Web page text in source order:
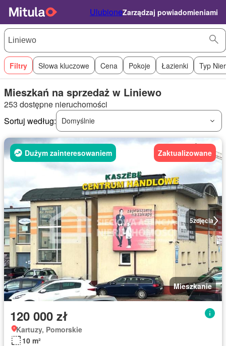
UlubioneZarządzaj powiadomieniami
Filtry Słowa kluczowe Cena Pokoje Łazienki Typ
Mieszkań na sprzedaż w Liniewo
253 dostępne nieruchomości
Sortuj według:
Domyślnie
5zdjęcia
Dużym zainteresowaniem Zaktualizowane
Mieszkanie
120 000 zł
Kartuzy, Pomorskie
10 m²